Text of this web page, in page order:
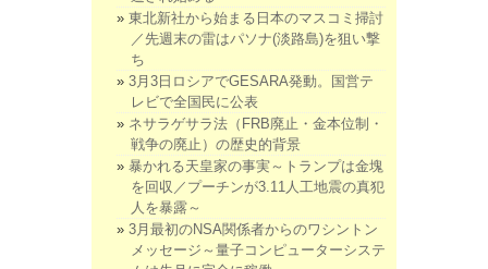
東北新社から始まる日本のマスコミ掃討
／先週末の雷はパソナ(淡路島)を狙い撃
ち
3月3日ロシアでGESARA発動。国営テ
レビで全国民に公表
ネサラゲサラ法（FRB廃止・金本位制・
戦争の廃止）の歴史的背景
暴かれる天皇家の事実～トランプは金塊
を回収／プーチンが3.11人工地震の真犯
人を暴露～
3月最初のNSA関係者からのワシントン
メッセージ～量子コンピューターシステ